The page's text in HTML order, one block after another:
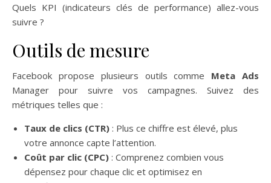
Quels KPI (indicateurs clés de performance) allez-vous
suivre ?
Outils de mesure
Facebook propose plusieurs outils comme Meta Ads
Manager pour suivre vos campagnes. Suivez des
métriques telles que :
Taux de clics (CTR) : Plus ce chiffre est élevé, plus
votre annonce capte l’attention.
Coût par clic (CPC) : Comprenez combien vous
dépensez pour chaque clic et optimisez en